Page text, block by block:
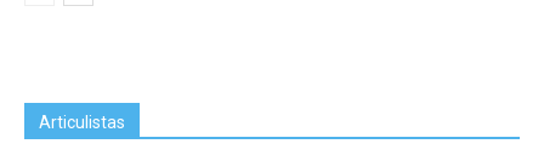
Articulistas